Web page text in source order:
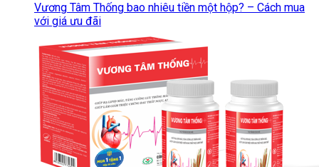
Vương Tâm Thống bao nhiêu tiền một hộp? – Cách mua
với giá ưu đãi